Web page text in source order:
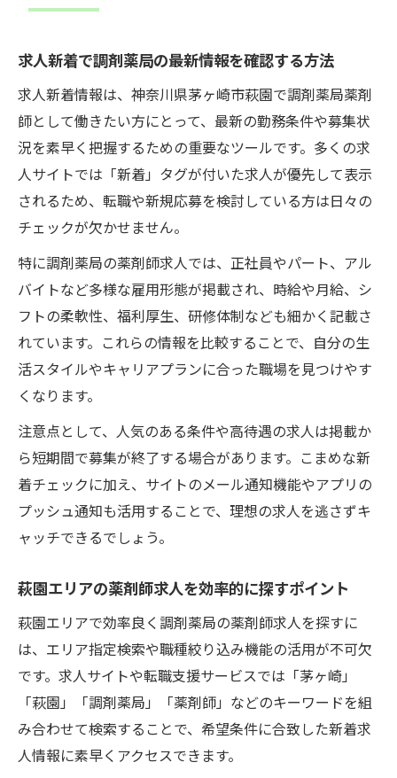
薬剤師求人の新着情報で条件を比較するコ
調剤薬局薬剤師の勤務条件を徹底比較
求人情報で調剤薬局の勤務条件を見極める
方法
薬剤師求人の雇用形態と働き方の違いを比
求人新着から選ぶシフトや勤務時間の特徴
ント
求人新着の比較で自分に合う職場を見つけ
る
未経験から始める薬剤師求人の魅力
求人新着で未経験歓迎の調剤薬局を探すコ
未経験者向け薬剤師求人の研修内容に注目
求人情報で見極める初めての職場環境の魅
力
未経験から薬剤師求人に応募する際の注意
求人新着で安心して始められる理由を解説
求人新着で叶える理想の働き方発見
求人新着から自分に合った働き方を選ぶコ
ツ
調剤薬局薬剤師として多様な働き方を知る
求人新着で叶う柔軟なシフトや勤務形態の
魅力
求人新着で調剤薬局の最新情報を確認する方法
求人新着情報は、神奈川県茅ヶ崎市萩園で調剤薬局薬剤
師として働きたい方にとって、最新の勤務条件や募集状
況を素早く把握するための重要なツールです。多くの求
人サイトでは「新着」タグが付いた求人が優先して表示
されるため、転職や新規応募を検討している方は日々の
チェックが欠かせません。
特に調剤薬局の薬剤師求人では、正社員やパート、アル
バイトなど多様な雇用形態が掲載され、時給や月給、シ
フトの柔軟性、福利厚生、研修体制なども細かく記載さ
れています。これらの情報を比較することで、自分の生
活スタイルやキャリアプランに合った職場を見つけやす
くなります。
注意点として、人気のある条件や高待遇の求人は掲載か
ら短期間で募集が終了する場合があります。こまめな新
着チェックに加え、サイトのメール通知機能やアプリの
プッシュ通知も活用することで、理想の求人を逃さずキ
ャッチできるでしょう。
萩園エリアの薬剤師求人を効率的に探すポイント
萩園エリアで効率良く調剤薬局の薬剤師求人を探すに
は、エリア指定検索や職種絞り込み機能の活用が不可欠
です。求人サイトや転職支援サービスでは「茅ヶ崎」
「萩園」「調剤薬局」「薬剤師」などのキーワードを組
み合わせて検索することで、希望条件に合致した新着求
人情報に素早くアクセスできます。